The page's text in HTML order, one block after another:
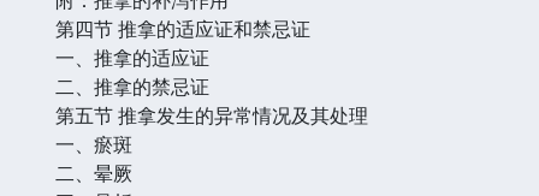
第四节 推拿的适应证和禁忌证
一、推拿的适应证
二、推拿的禁忌证
第五节 推拿发生的异常情况及其处理
一、瘀斑
二、晕厥